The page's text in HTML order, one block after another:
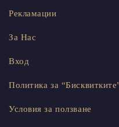
Рекламации
За Нас
Вход
Политика за
Условия за ползване